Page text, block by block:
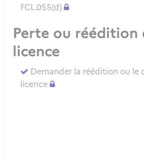
FCL.055(d)
Perte ou réédition
licence
Demander la réédition ou le
licence